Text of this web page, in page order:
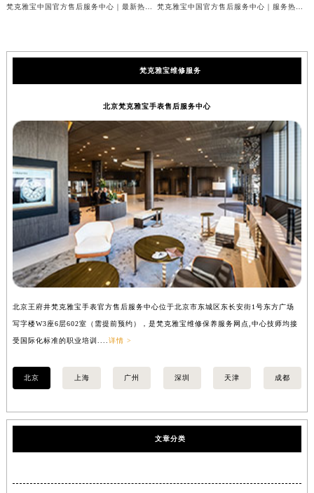
梵克雅宝维修服务
北京梵克雅宝手表售后服务中心
北京王府井梵克雅宝手表官方售后服务中心位于北京市东城区东长安街1号东方广场
写字楼W3座6层602室（需提前预约），是梵克雅宝维修保养服务网点,中心技师均接
受国际化标准的职业培训....详情 >
北京 上海 广州 深圳 天津 成都
文章分类